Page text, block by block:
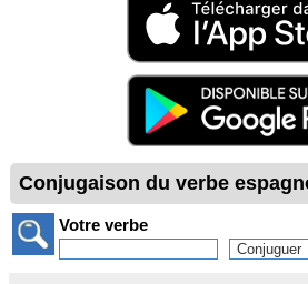
Conjugaison du verbe
Votre verbe